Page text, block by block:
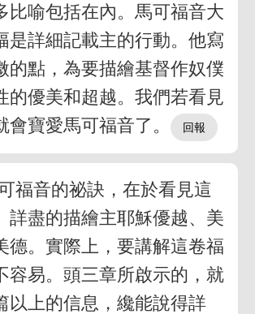
比喻包括在內。馬可福音大
是詳細記載主的行動。他寫
的點，為要描繪基督作奴僕
的優美和超越。我們若看見
會寶愛馬可福音了。
福音的祕訣，在於看見這
詳盡的描繪主耶穌優越、美
德。實際上，要講解這卷福
容易。頭三章所啟示的，就
以上的信息，纔能說得詳